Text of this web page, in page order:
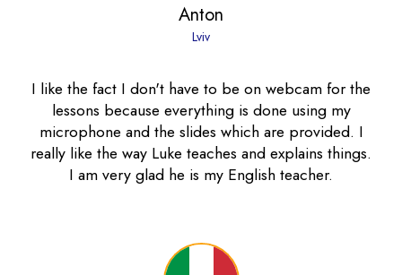
Anton
Lviv
I like the fact I don't have to be on webcam for the
lessons because everything is done using my
microphone and the slides which are provided. I
really like the way Luke teaches and explains things.
I am very glad he is my English teacher.